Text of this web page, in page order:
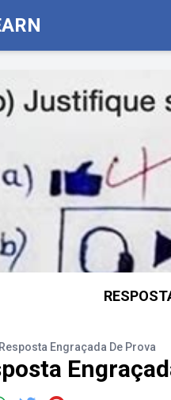
Resposta Engraçada De Prova